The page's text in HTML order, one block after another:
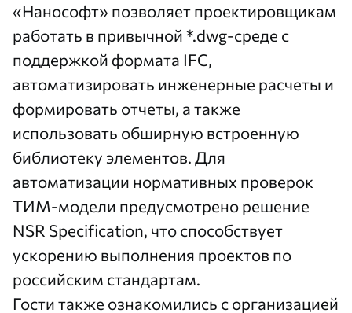
«Нанософт» позволяет проектировщикам
работать в привычной *.dwg-среде с
поддержкой формата IFC,
автоматизировать инженерные расчеты и
формировать отчеты, а также
использовать обширную встроенную
библиотеку элементов. Для
автоматизации нормативных проверок
ТИМ-модели предусмотрено решение
NSR Specification, что способствует
ускорению выполнения проектов по
российским стандартам.
Гости также ознакомились с организацией